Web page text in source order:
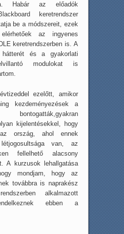
Habár az előadók
keretrendszer
be a módszereit, ezek
az ingyenes
keretrendszerben is. A
hátterét és a gyakorlati
modulokat is
ezelőtt, amikor
kezdeményezések a
kijelentésekkel, hogy
ország, ahol ennek
létjogosultsága van, az
fellelhető alacsony
A kurzusok lehallgatása
mondjam, hogy az
továbbra is naprakész
alkalmazott
ebben a